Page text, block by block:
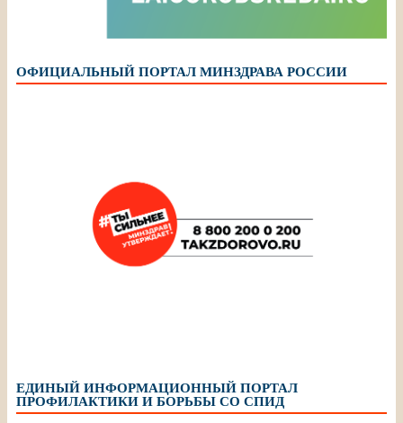
ОФИЦИАЛЬНЫЙ ПОРТАЛ МИНЗДРАВА РОССИИ
ЕДИНЫЙ ИНФОРМАЦИОННЫЙ ПОРТАЛ
ПРОФИЛАКТИКИ И БОРЬБЫ СО СПИД